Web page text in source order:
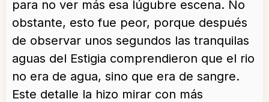
para no ver más esa lúgubre escena. No
obstante, esto fue peor, porque después
de observar unos segundos las tranquilas
aguas del Estigia comprendieron que el rio
no era de agua, sino que era de sangre.
Este detalle la hizo mirar con más